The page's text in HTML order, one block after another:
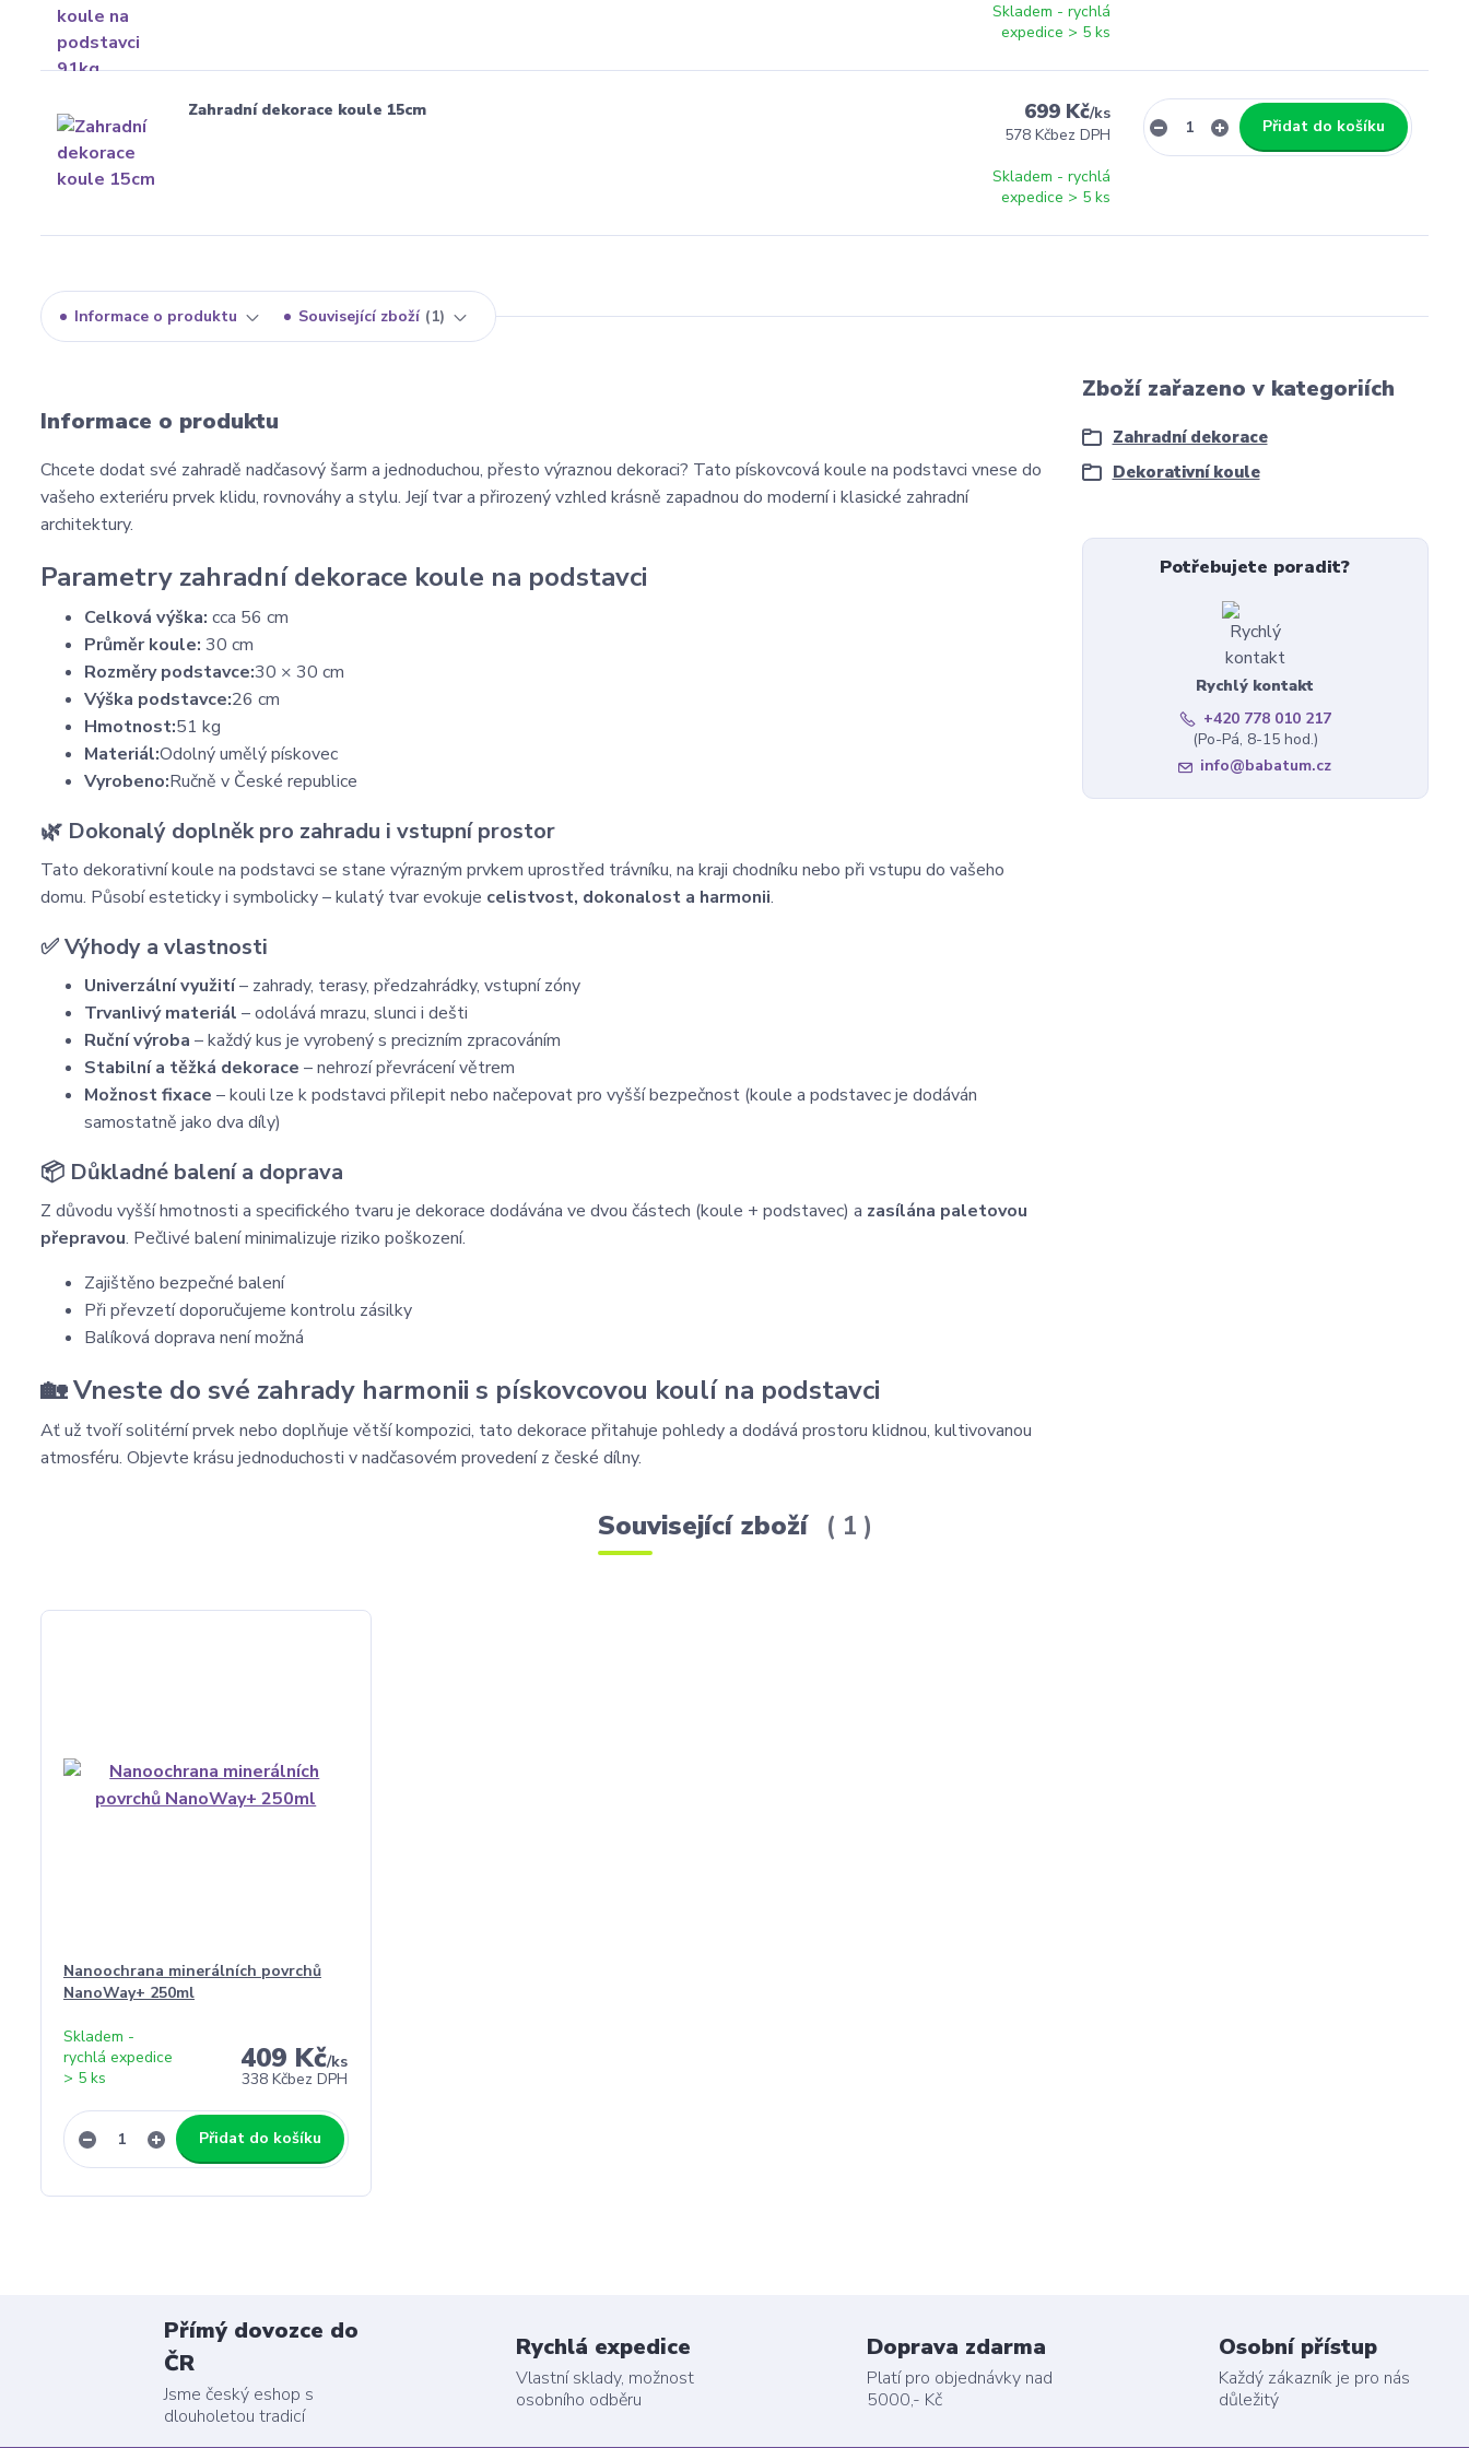
Skladem - rychlá
expedice > 5 ks
Zahradní dekorace koule 15cm 699 Kč/ks
578 Kčbez DPH
Skladem - rychlá
expedice > 5 ks
Přidat do košíku
Informace o produktu Související zboží 1
Informace o produktu
Chcete dodatsvé zahradě nadčasový šarm a jednoduchou, přesto výraznou dekoraci? Tato pískovcová koule na podstavci vnese do
vašeho exteriéru prvekklidu, rovnováhya stylu. Jejítvara přirozenývzhled krásně zapadnou do moderníi klasické zahradní
architektury.
Parametry zahradní dekorace koule na podstavci
Celková výška: cca 56 cm
Průměrkoule: 30 cm
Rozměrypodstavce:30 × 30 cm
Výška podstavce:26 cm
Hmotnost:51 kg
Materiál:Odolnýumělýpískovec
Vyrobeno:Ručně v České republice
🌿 Dokonalý doplněkpro zahradu i vstupníprostor
Tato dekorativníkoule na podstavci se stane výrazným prvkem uprostřed trávníku, na kraji chodníku nebo při vstupu do vašeho
domu. Působíestetickyi symbolicky –kulatý tvarevokuje celistvost, dokonalost a harmonii.
✅Výhody a vlastnosti
Univerzálnívyužití– zahrady, terasy, předzahrádky, vstupnízóny
Trvanlivýmateriál –odolává mrazu, slunci i dešti
Ručnívýroba –každýkus je vyrobenýs precizním zpracováním
Stabilnía těžká dekorace –nehrozípřevrácenívětrem
Možnostfixace –kouli lze kpodstavci přilepitnebo načepovatpro vyššíbezpečnost (koule a podstavec je dodáván
samostatně jako dva díly)
📦 Důkladné balenía doprava
Z důvodu vyššíhmotnosti a specifického tvaru je dekorace dodávána ve dvou částech (koule + podstavec) a zasílána paletovou
přepravou. Pečlivé baleníminimalizuje riziko poškození.
Zajištěno bezpečné balení
Při převzetídoporučujeme kontrolu zásilky
Balíková doprava nenímožná
🏡Vneste do své zahrady harmonii s pískovcovou koulí na podstavci
Aťuž tvořísolitérníprveknebo doplňuje většíkompozici, tato dekorace přitahuje pohledya dodává prostoru klidnou, kultivovanou
atmosféru. Objevte krásu jednoduchosti vnadčasovém provedeníz české dílny.
Zboží zařazeno v kategoriích
Zahradní dekorace
Dekorativní koule
Potřebujete poradit?
Rychlý kontakt
+420 778 010 217
(Po-Pá, 8-15 hod.)
info@babatum.cz
Související zboží 1
Nanoochrana minerálních povrchů
NanoWay+ 250ml
409 Kč/ks
338 Kčbez DPH
Skladem -
rychlá expedice
> 5 ks
Přidat do košíku
Přímý dovozce do
ČR
Jsme český eshop s
dlouholetou tradicí
Rychlá expedice
Vlastní sklady, možnost
osobního odběru
Doprava zdarma
Platí pro objednávky nad
5000,- Kč
Osobní přístup
Každý zákazník je pro nás
důležitý